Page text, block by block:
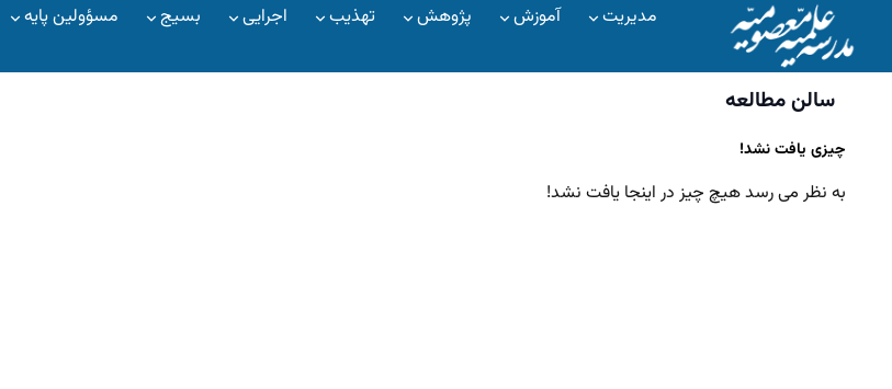
مدیریت آموزش پژوهش تهذیب اجرایی بسیج مسؤولین پایه
سالن مطالعه
چیزی یافت نشد!
به نظر می رسد هیچ چیز در اینجا یافت نشد!